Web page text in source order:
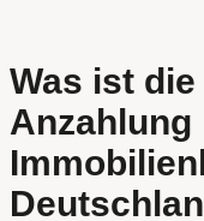
Was ist
Anzahlung